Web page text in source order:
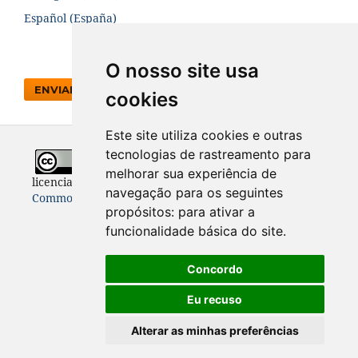
O nosso site usa
cookies
Este site utiliza cookies e outras
tecnologias de rastreamento para
melhorar sua experiência de
navegação para os seguintes
propósitos: para ativar a
funcionalidade básica do site.
Concordo
Eu recuso
Alterar as minhas preferências
Español (España)
ENVIAR SUBMISSÃO
Todo o conteúdo desta revista está
licenciado sob aLicençaInternacional Creative
Commons 4.0 (CC BY 4.0)